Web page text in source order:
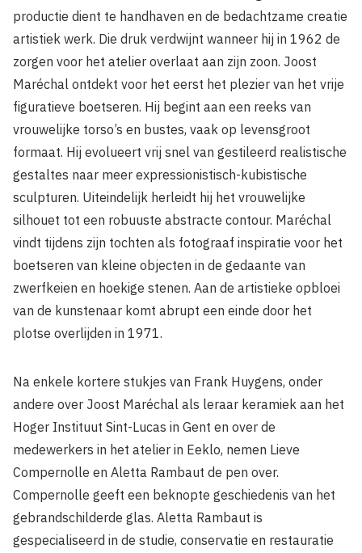
productie dient te handhaven en de bedachtzame creatie
artistiek werk. Die druk verdwijnt wanneer hij in 1962 de
zorgen voor het atelier overlaat aan zijn zoon. Joost
Maréchal ontdekt voor het eerst het plezier van het vrije
figuratieve boetseren. Hij begint aan een reeks van
vrouwelijke torso’s en bustes, vaak op levensgroot
formaat. Hij evolueert vrij snel van gestileerd realistische
gestaltes naar meer expressionistisch-kubistische
sculpturen. Uiteindelijk herleidt hij het vrouwelijke
silhouet tot een robuuste abstracte contour. Maréchal
vindt tijdens zijn tochten als fotograaf inspiratie voor het
boetseren van kleine objecten in de gedaante van
zwerfkeien en hoekige stenen. Aan de artistieke opbloei
van de kunstenaar komt abrupt een einde door het
plotse overlijden in 1971.
Na enkele kortere stukjes van Frank Huygens, onder
andere over Joost Maréchal als leraar keramiek aan het
Hoger Instituut Sint-Lucas in Gent en over de
medewerkers in het atelier in Eeklo, nemen Lieve
Compernolle en Aletta Rambaut de pen over.
Compernolle geeft een beknopte geschiedenis van het
gebrandschilderde glas. Aletta Rambaut is
gespecialiseerd in de studie, conservatie en restauratie